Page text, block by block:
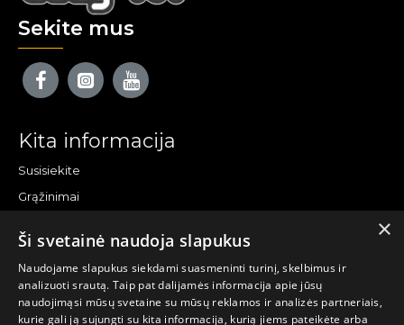
Sekite mus
Kita informacija
Susisiekite
Grąžinimai
Pirkėjo paskyra
Mano paskyra
×
Ši svetainė naudoja slapukus
Naudojame slapukus siekdami suasmeninti turinį, skelbimus ir
analizuoti srautą. Taip pat dalijamės informacija apie jūsų
naudojimąsi mūsų svetaine su mūsų reklamos ir analizės partneriais,
kurie gali ją sujungti su kita informacija, kurią jiems pateikėte arba